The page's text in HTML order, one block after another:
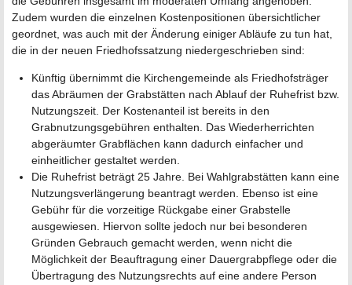
Zudem wurden die einzelnen Kostenpositionen übersichtlicher
geordnet, was auch mit der Änderung einiger Abläufe zu tun hat,
die in der neuen Friedhofssatzung niedergeschrieben sind:
Künftig übernimmt die Kirchengemeinde als Friedhofsträger
das Abräumen der Grabstätten nach Ablauf der Ruhefrist bzw.
Nutzungszeit. Der Kostenanteil ist bereits in den
Grabnutzungsgebühren enthalten. Das Wiederherrichten
abgeräumter Grabflächen kann dadurch einfacher und
einheitlicher gestaltet werden.
Die Ruhefrist beträgt 25 Jahre. Bei Wahlgrabstätten kann eine
Nutzungsverlängerung beantragt werden. Ebenso ist eine
Gebühr für die vorzeitige Rückgabe einer Grabstelle
ausgewiesen. Hiervon sollte jedoch nur bei besonderen
Gründen Gebrauch gemacht werden, wenn nicht die
Möglichkeit der Beauftragung einer Dauergrabpflege oder die
Übertragung des Nutzungsrechts auf eine andere Person